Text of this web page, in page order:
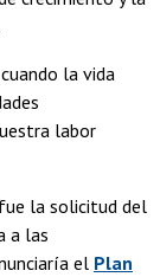
la vida
labor
la solicitud del
a las
el Plan